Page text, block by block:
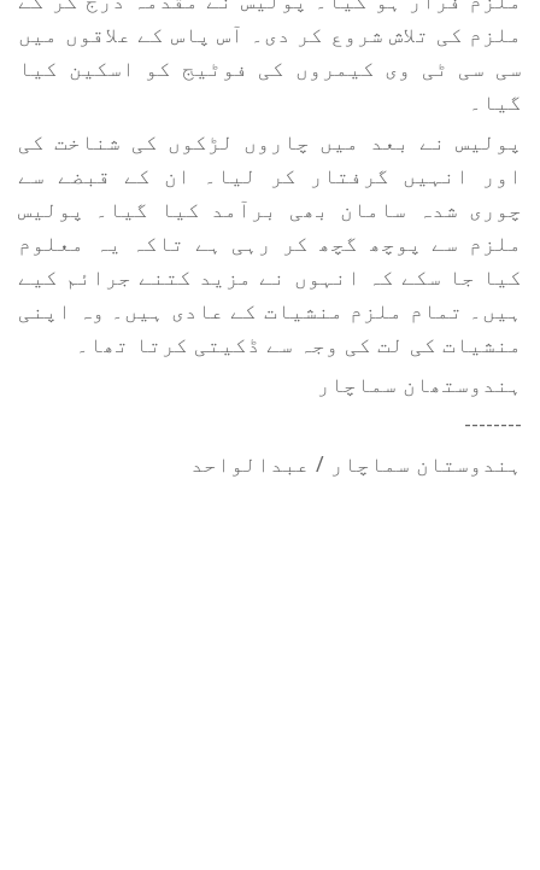
ملزم کی تلاش شروع کر دی۔ آس پاس کے علاقوں میں
سی سی ٹی وی کیمروں کی فوٹیج کو اسکین کیا
گیا۔
پولیس نے بعد میں چاروں لڑکوں کی شناخت کی
اور انہیں گرفتار کر لیا۔ ان کے قبضے سے
چوری شدہ سامان بھی برآمد کیا گیا۔ پولیس
ملزم سے پوچھ گچھ کر رہی ہے تاکہ یہ معلوم
کیا جا سکے کہ انہوں نے مزید کتنے جرائم کیے
ہیں۔ تمام ملزم منشیات کے عادی ہیں۔ وہ اپنی
منشیات کی لت کی وجہ سے ڈکیتی کرتا تھا۔
ہندوستھان سماچار
--------
ہندوستان سماچار / عبدالواحد